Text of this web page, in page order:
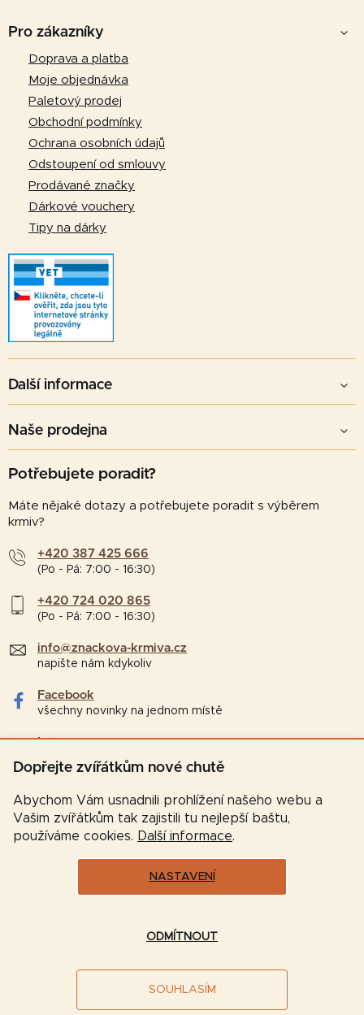
Dopřejte zvířátkům nové chutě
Abychom Vám usnadnili prohlížení našeho webu a
Vašim zvířátkům tak zajistili tu nejlepší baštu,
používáme cookies. Další informace.
SOUHLASÍM
NASTAVENÍ
ODMÍTNOUT
Pro zákazníky
Doprava a platba
Moje objednávka
Paletový prodej
Obchodní podmínky
Ochrana osobních údajů
Odstoupení od smlouvy
Prodávané značky
Dárkové vouchery
Tipy na dárky
Další informace
Naše prodejna
Potřebujete poradit?
Máte nějaké dotazy a potřebujete poradit s výběrem
krmiv?
+420 387 425 666
(Po - Pá: 7:00 - 16:30)
+420 724 020 865
(Po - Pá: 7:00 - 16:30)
info@znackova-krmiva.cz
napište nám kdykoliv
Facebook
všechny novinky na jednom místě
Instagram
tipy a zajímavosti pro chovatele
Vytvořil Shoptet
Copyright 2026
. Všechna práva
Upravit nastavení cookies